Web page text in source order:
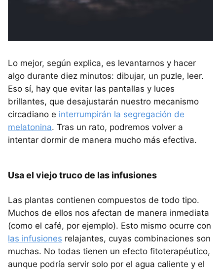
Lo mejor, según explica, es levantarnos y hacer
algo durante diez minutos: dibujar, un puzle, leer.
Eso sí, hay que evitar las pantallas y luces
brillantes, que desajustarán nuestro mecanismo
circadiano e interrumpirán la segregación de
melatonina. Tras un rato, podremos volver a
intentar dormir de manera mucho más efectiva.
Usa el viejo truco de las infusiones
Las plantas contienen compuestos de todo tipo.
Muchos de ellos nos afectan de manera inmediata
(como el café, por ejemplo). Esto mismo ocurre con
las infusiones relajantes, cuyas combinaciones son
muchas. No todas tienen un efecto fitoterapéutico,
aunque podría servir solo por el agua caliente y el